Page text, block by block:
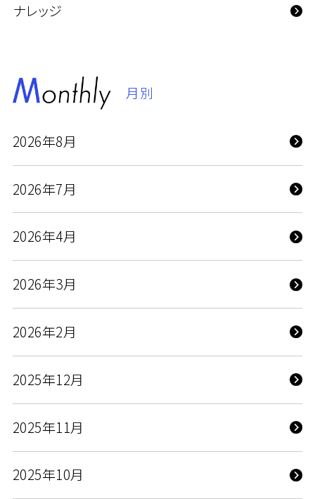
ナレッジ
月別
2026年8月
2026年7月
2026年4月
2026年3月
2026年2月
2025年12月
2025年11月
2025年10月